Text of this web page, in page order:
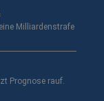
Milliardenstrafe
Prognose rauf.